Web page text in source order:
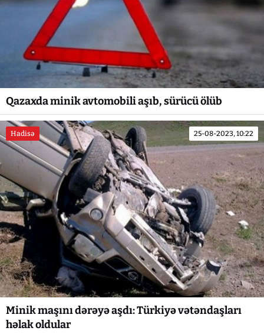
Qazaxda minik avtomobili aşıb, sürücü ölüb
Hadisə 25-08-2023, 10:22
Minik maşını dərəyə aşdı: Türkiyə vətəndaşları
həlak oldular